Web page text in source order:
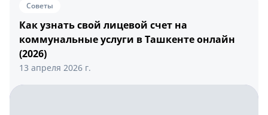
Советы
Как узнать свой лицевой счет на
коммунальные услуги в Ташкенте онлайн
(2026)
13 апреля 2026 г.